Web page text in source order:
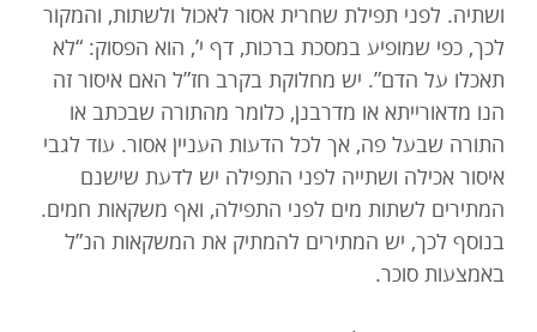
ושתיה. לפני תפילת שחרית אסור לאכול ולשתות, והמקור
לכך, כפי שמופיע במסכת ברכות, דף י’, הוא הפסוק: “לא
תאכלו על הדם”. יש מחלוקת בקרב חז”ל האם איסור זה
הנו מדאורייתא או מדרבנן, כלומר מהתורה שבכתב או
התורה שבעל פה, אך לכל הדעות העניין אסור. עוד לגבי
איסור אכילה ושתייה לפני התפילה יש לדעת שישנם
המתירים לשתות מים לפני התפילה, ואף משקאות חמים.
בנוסף לכך, יש המתירים להמתיק את המשקאות הנ”ל
באמצעות סוכר.